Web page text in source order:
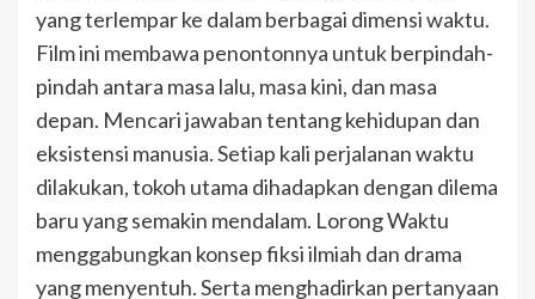
yang terlempar ke dalam berbagai dimensi waktu.
Film ini membawa penontonnya untuk berpindah-
pindah antara masa lalu, masa kini, dan masa
depan. Mencari jawaban tentang kehidupan dan
eksistensi manusia. Setiap kali perjalanan waktu
dilakukan, tokoh utama dihadapkan dengan dilema
baru yang semakin mendalam. Lorong Waktu
menggabungkan konsep fiksi ilmiah dan drama
yang menyentuh. Serta menghadirkan pertanyaan